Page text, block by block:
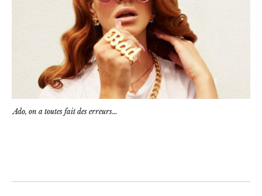
Ado, on a toutes fait des erreurs…